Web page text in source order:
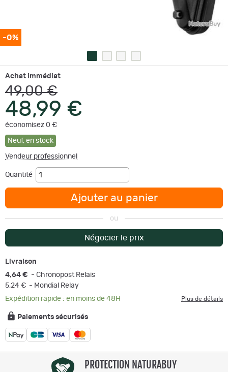
-0%
Achat immédiat
49,00 €
48,99 €
économisez 0 €
Neuf, en stock
Vendeur professionnel
Quantité
Ajouter au panier
ou
Négocier le prix
Livraison
4,64 € - Chronopost Relais
5,24 € - Mondial Relay
Expédition rapide : en moins de 48H
Plus de détails
Paiements sécurisés
PROTECTION NATURABUY